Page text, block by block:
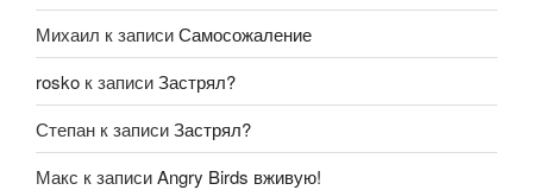
Михаил к записиСамосожаление
rosko к записиЗастрял?
Степан к записиЗастрял?
Макс к записиAngry Birds вживую!